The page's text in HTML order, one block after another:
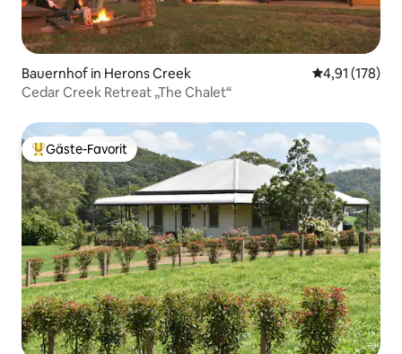
Bauernhof in Herons Creek
4,91 (178)
Cedar Creek Retreat „The Chalet“
Beliebter Gäste-Favorit.
Gäste-Favorit